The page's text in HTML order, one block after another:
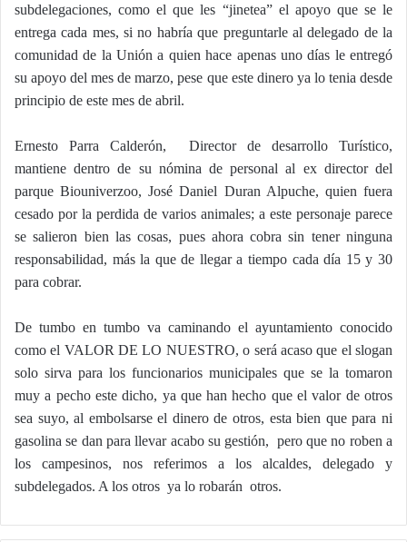
subdelegaciones, como el que les “jinetea” el apoyo que se le
entrega cada mes, si no habría que preguntarle al delegado de la
comunidad de la Unión a quien hace apenas uno días le entregó
su apoyo del mes de marzo, pese que este dinero ya lo tenia desde
principio de este mes de abril.
Ernesto Parra Calderón,
Director de desarrollo Turístico,
mantiene dentro de su nómina de personal al ex director del
parque Biouniverzoo, José Daniel Duran Alpuche, quien fuera
cesado por la perdida de varios animales; a este personaje parece
se salieron bien las cosas, pues ahora cobra sin tener ninguna
responsabilidad, más la que de llegar a tiempo cada día 15 y 30
para cobrar.
De tumbo en tumbo va caminando el ayuntamiento conocido
como el VALOR DE LO NUESTRO, o será acaso que el slogan
solo sirva para los funcionarios municipales que se la tomaron
muy a pecho este dicho, ya que han hecho que el valor de otros
sea suyo, al embolsarse el dinero de otros, esta bien que para ni
gasolina se dan para llevar acabo su gestión, pero que no roben a
los campesinos, nos referimos a los alcaldes, delegado y
subdelegados. A los otros ya lo robarán otros.